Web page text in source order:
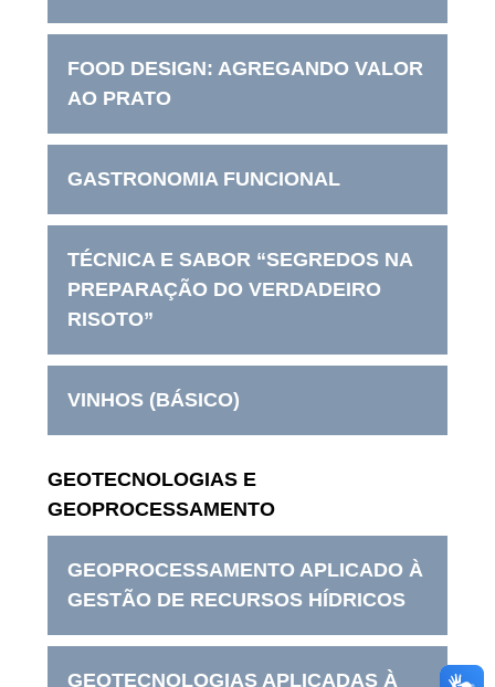
FOOD DESIGN: AGREGANDO VALOR
AO PRATO
GASTRONOMIA FUNCIONAL
TÉCNICA E SABOR “SEGREDOS NA
PREPARAÇÃO DO VERDADEIRO
RISOTO”
VINHOS (BÁSICO)
GEOTECNOLOGIAS E
GEOPROCESSAMENTO
GEOPROCESSAMENTO APLICADO À
GESTÃO DE RECURSOS HÍDRICOS
GEOTECNOLOGIAS APLICADAS À